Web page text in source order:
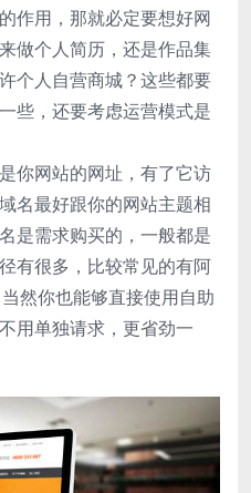
作用，那就必定要想好网
做个人简历，还是作品集
个人自营商城？这些都要
些，还要考虑运营模式是
你网站的网址，有了它访
名最好跟你的网站主题相
是需求购买的，一般都是
有很多，比较常见的有阿
然你也能够直接使用自助
用单独请求，更省劲一